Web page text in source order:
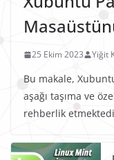
25 Ekim 2023 Yiğit
Bu makale,
aşağı taşıma ve
rehberlik